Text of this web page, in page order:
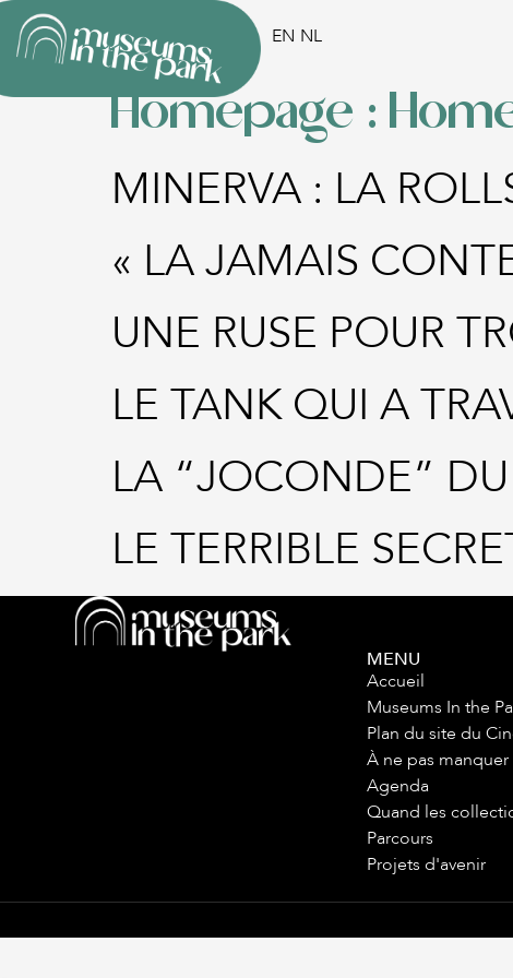
EN NL
Homepage :
MINERVA : LA
« LA JAMAIS
UNE RUSE POUR
LE TANK QUI A
LA “JOCONDE”
LE TERRIBLE
MENU
Accueil
Museums In the
Plan du site du
À ne pas manquer
Agenda
Quand les
Parcours
Projets d'avenir